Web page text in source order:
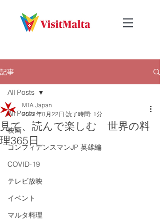
記事
All Posts
映画
コンフィデンスマンJP 英雄編
COVID-19
テレビ放映
イベント
マルタ料理
All Posts
見て、読んで楽しむ 世界の料
理365日
MTA Japan
2024年8月22日 読了時間: 1分